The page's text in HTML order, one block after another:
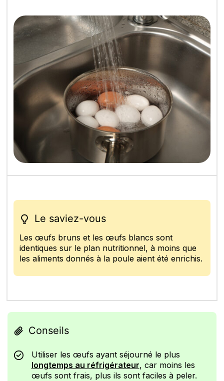
Le saviez-vous
Les œufs bruns et les œufs blancs sont
identiques sur le plan nutritionnel, à moins que
les aliments donnés à la poule aient été enrichis.
Conseils
Utiliser les œufs ayant séjourné le plus
longtemps au réfrigérateur, car moins les
œufs sont frais, plus ils sont faciles à peler.